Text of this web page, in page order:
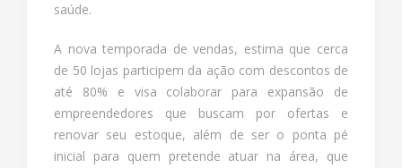
saúde.
A nova temporada de vendas, estima que cerca
de 50 lojas participem da ação com descontos de
até 80% e visa colaborar para expansão de
empreendedores que buscam por ofertas e
renovar seu estoque, além de ser o ponta pé
inicial para quem pretende atuar na área, que